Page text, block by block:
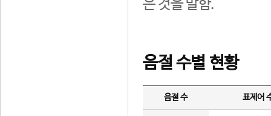
은 것을 말함.
음절 수별 현황
음절 수 표제어